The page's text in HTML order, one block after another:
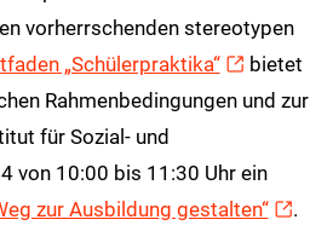
vorherrschenden stereotypen
„Schülerpraktika“
bietet
Rahmenbedingungen und zur
für Sozial- und
von 10:00 bis 11:30 Uhr ein
zur Ausbildung gestalten“ .